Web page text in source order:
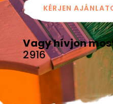
KÉRJEN
Vagy hívjon
2916